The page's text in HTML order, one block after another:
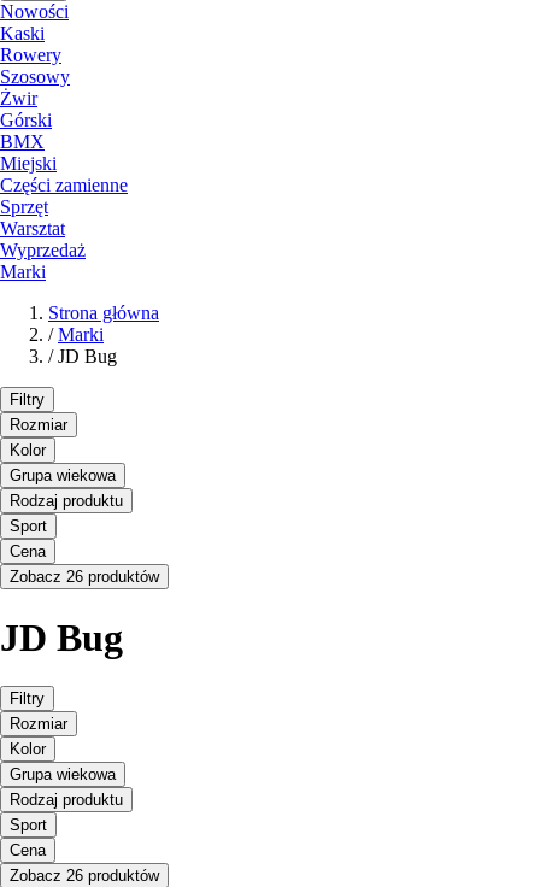
Nowości
Kaski
Rowery
Szosowy
Żwir
Górski
BMX
Miejski
Części zamienne
Sprzęt
Warsztat
Wyprzedaż
Marki
Strona główna
/ Marki
/ JD Bug
Filtry
Rozmiar
Kolor
Grupa wiekowa
Rodzaj produktu
Sport
Cena
Zobacz 26 produktów
JD Bug
Filtry
Rozmiar
Kolor
Grupa wiekowa
Rodzaj produktu
Sport
Cena
Zobacz 26 produktów